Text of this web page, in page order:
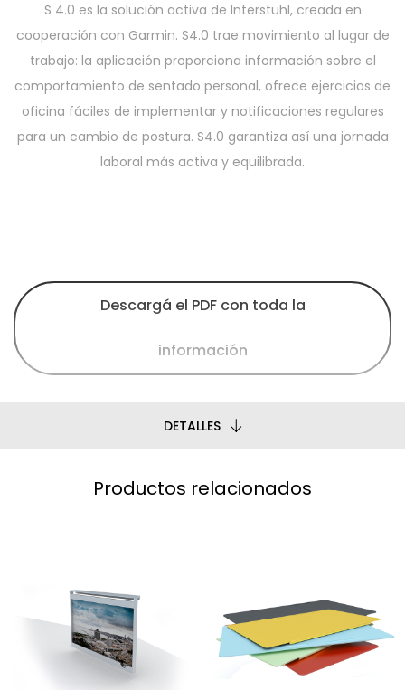
S 4.0 es la solución activa de Interstuhl, creada en
cooperación con Garmin. S4.0 trae movimiento al lugar de
trabajo: la aplicación proporciona información sobre el
comportamiento de sentado personal, ofrece ejercicios de
oficina fáciles de implementar y notificaciones regulares
para un cambio de postura. S4.0 garantiza así una jornada
laboral más activa y equilibrada.
Descargá el PDF con toda la
información
DETALLES
Productos relacionados